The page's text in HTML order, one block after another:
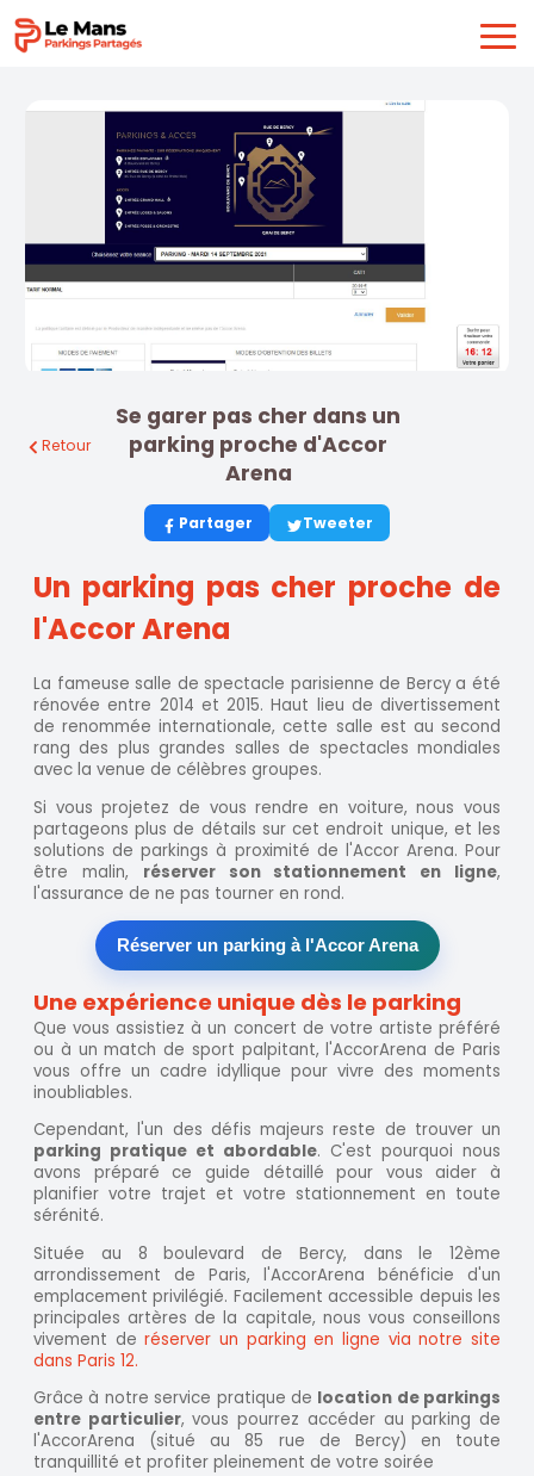
Retour
Se garer pas cher dans un
parking proche d'Accor
Arena
Partager Tweeter
Un parking pas cher proche de
l'Accor Arena
La fameuse salle de spectacle parisienne de Bercy a été
rénovée entre 2014 et 2015. Haut lieu de divertissement
de renommée internationale, cette salle est au second
rang des plus grandes salles de spectacles mondiales
avec la venue de célèbres groupes.
Si vous projetez de vous rendre en voiture, nous vous
partageons plus de détails sur cet endroit unique, et les
solutions de parkings à proximité de l'Accor Arena. Pour
être malin, réserver son stationnement en ligne,
l'assurance de ne pas tourner en rond.
Réserver un parking à l'Accor Arena
Une expérience unique dès le parking
Que vous assistiez à un concert de votre artiste préféré
ou à un match de sport palpitant, l'AccorArena de Paris
vous offre un cadre idyllique pour vivre des moments
inoubliables.
Cependant, l'un des défis majeurs reste de trouver un
parking pratique et abordable. C'est pourquoi nous
avons préparé ce guide détaillé pour vous aider à
planifier votre trajet et votre stationnement en toute
sérénité.
Située au 8 boulevard de Bercy, dans le 12ème
arrondissement de Paris, l'AccorArena bénéficie d'un
emplacement privilégié. Facilement accessible depuis les
principales artères de la capitale, nous vous conseillons
vivement de réserver un parking en ligne via notre site
dans Paris 12.
Grâce à notre service pratique de location de parkings
entre particulier, vous pourrez accéder au parking de
l'AccorArena (situé au 85 rue de Bercy) en toute
tranquillité et profiter pleinement de votre soirée